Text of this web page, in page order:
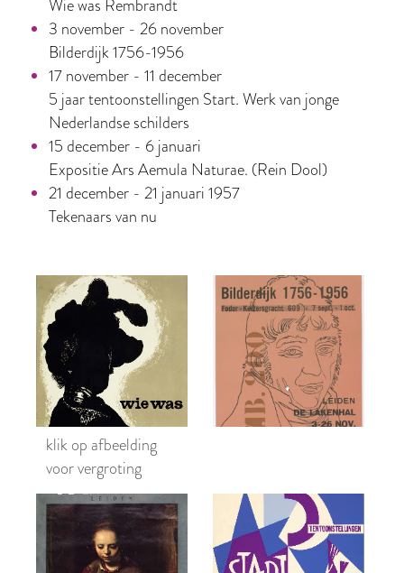
Wie was Rembrandt
3 november - 26 november
Bilderdijk 1756-1956
17 november - 11 december
5 jaar tentoonstellingen Start. Werk van jonge
Nederlandse schilders
15 december - 6 januari
Expositie Ars Aemula Naturae. (Rein Dool)
21 december - 21 januari 1957
Tekenaars van nu
klik op afbeelding
voor vergroting